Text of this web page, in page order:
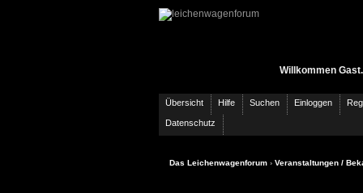
Willkommen
Übersicht Hilfe Suchen Einloggen
Datenschutz
Das Leichenwagenforum › Veranstaltungen /